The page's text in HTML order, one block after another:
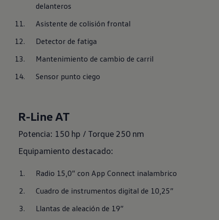
delanteros
Asistente de colisión frontal
Detector de fatiga
Mantenimiento de cambio de carril
Sensor punto ciego
R-Line AT
Potencia: 150 hp / Torque 250 nm
Equipamiento destacado:
Radio 15,0” con App Connect inalambrico
Cuadro de instrumentos digital de 10,25”
Llantas de aleación de 19”